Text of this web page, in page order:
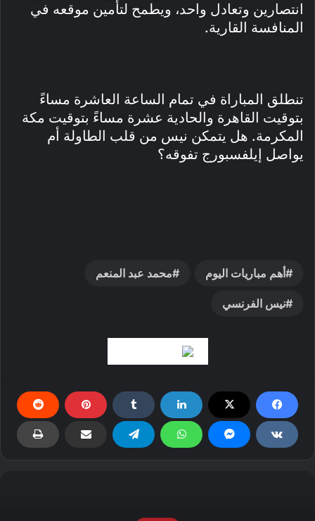
انتصارين وتعادل واحد، ويطمح لتأمين موقعه في
المنافسة القارية.
تنطلق المباراة في تمام الساعة العاشرة مساءً
بتوقيت القاهرة والحادية عشرة مساءً بتوقيت مكة
المكرمة. هل يتمكن نيس من قلب الطاولة أم
يواصل إيلفسبورج تفوقه؟
أهم مباريات اليوم محمد عبد المنعم
نيس الفرنسي